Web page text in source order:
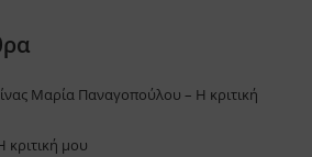
Μαρία Παναγοπούλου – Η κριτική
μου